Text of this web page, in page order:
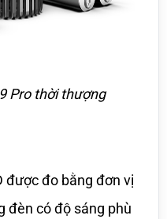
Pro thời thượng
được đo bằng đơn vị
đèn có độ sáng phù